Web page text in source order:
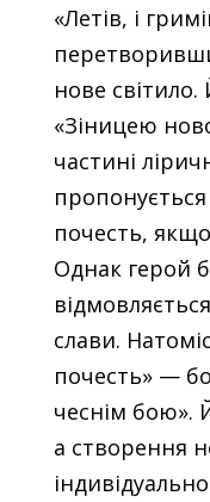
«Летів, і
нове світило.
«Зіницею
частині
почесть,
Однак герой
слави.
почесть» —
чеснім бою».
а створення